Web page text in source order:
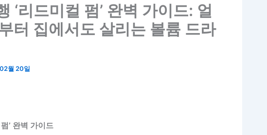
‘리드미컬 펌’ 완벽 가이드: 얼
터 집에서도 살리는 볼륨 드라
월 20일
’ 완벽 가이드